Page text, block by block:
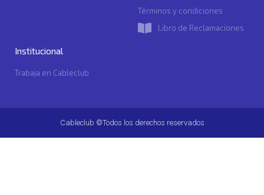
Términos y condiciones
Libro de Reclamaciones
Institucional
Trabaja en Cableclub
Cableclub ©Todos los derechos reservados